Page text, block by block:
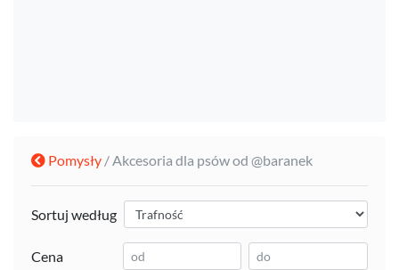
Pomysły / Akcesoria dla psów od @baranek
Sortuj według
Cena